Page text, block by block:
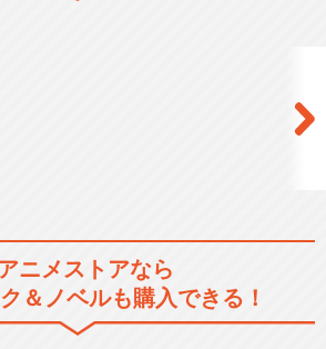
ニメストアなら
＆ノベルも購入できる！